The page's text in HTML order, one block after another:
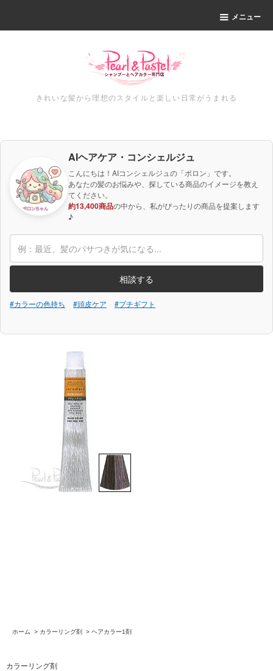
メニュー
きれいな髪から理想のスタイルと楽しい日常がうまれる
AIヘアケア・コンシェルジュ
こんにちは！AIコンシェルジュの「ポロン」です。
あなたの髪のお悩みや、探している商品のイメージを教え
てください。
約13,400商品の中から、私がぴったりの商品を提案します
♪
相談する
#カラーの色持ち #頭皮ケア #プチギフト
ホーム > カラーリング剤 > ヘアカラー1剤
カラーリング剤